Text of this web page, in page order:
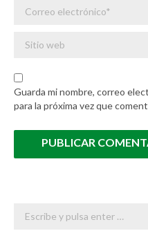
Guarda mi nombre, correo
para la próxima vez que
PUBLICAR
Buscar: